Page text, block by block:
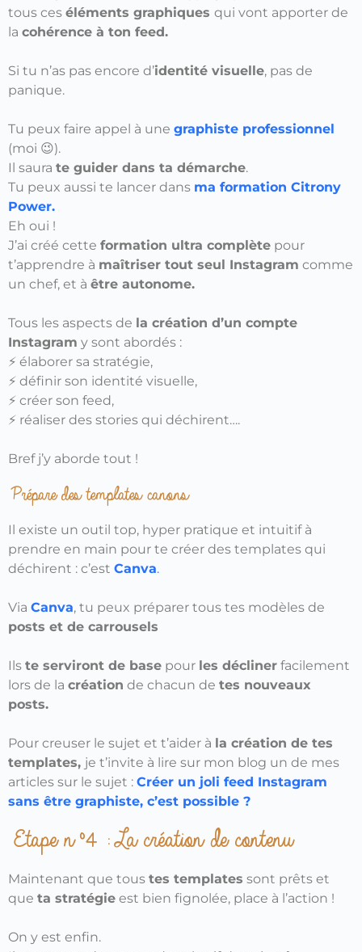
tous ces éléments graphiques qui vont apporter de
la cohérence à ton feed.
Si tu n’as pas encore d’identité visuelle, pas de
panique.
Tu peux faire appel à une graphiste professionnel
(moi 😉).
Il saura te guider dans ta démarche.
Tu peux aussi te lancer dans ma formation Citrony
Power.
Eh oui !
J’ai créé cette formation ultra complète pour
t’apprendre à maîtriser tout seul Instagram comme
un chef, et à être autonome.
Tous les aspects de la création d’un compte
Instagram y sont abordés :
⚡ élaborer sa stratégie,
⚡ définir son identité visuelle,
⚡ créer son feed,
⚡ réaliser des stories qui déchirent….
Bref j’y aborde tout !
Prépare des templates canons
Il existe un outil top, hyper pratique et intuitif à
prendre en main pour te créer des templates qui
déchirent : c’est Canva.
Via Canva, tu peux préparer tous tes modèles de
posts et de carrousels
Ils te serviront de base pour les décliner facilement
lors de la création de chacun de tes nouveaux
posts.
Pour creuser le sujet et t’aider à la création de tes
templates, je t’invite à lire sur mon blog un de mes
articles sur le sujet : Créer un joli feed Instagram
sans être graphiste, c’est possible ?
Etape n°4 : La création de contenu
Maintenant que tous tes templates sont prêts et
que ta stratégie est bien fignolée, place à l’action !
On y est enfin.